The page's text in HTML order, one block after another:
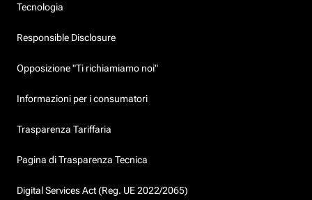
Tecnologia
Responsible Disclosure
Opposizione "Ti richiamiamo noi"
Informazioni per i consumatori
Trasparenza Tariffaria
Pagina di Trasparenza Tecnica
Digital Services Act (Reg. UE 2022/2065)